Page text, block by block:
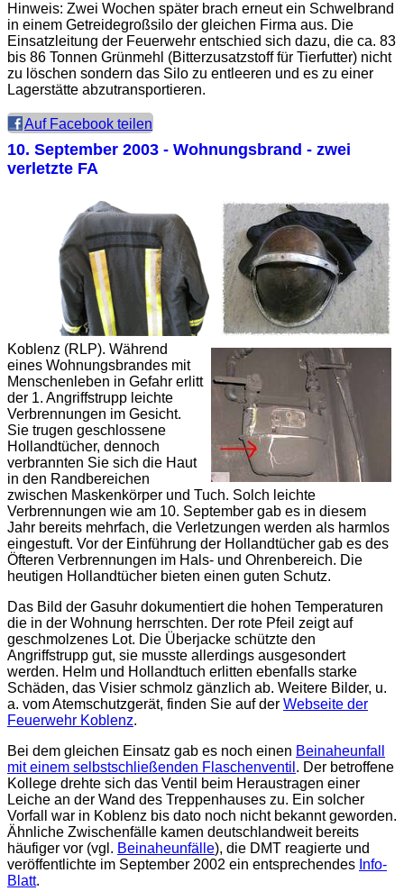
Hinweis: Zwei Wochen später brach erneut ein Schwelbrand
in einem Getreidegroßsilo der gleichen Firma aus. Die
Einsatzleitung der Feuerwehr entschied sich dazu, die ca. 83
bis 86 Tonnen Grünmehl (Bitterzusatzstoff für Tierfutter) nicht
zu löschen sondern das Silo zu entleeren und es zu einer
Lagerstätte abzutransportieren.
Auf Facebook teilen
10. September 2003 - Wohnungsbrand - zwei
verletzte FA
Koblenz (RLP). Während
eines Wohnungsbrandes mit
Menschenleben in Gefahr erlitt
der 1. Angriffstrupp leichte
Verbrennungen im Gesicht.
Sie trugen geschlossene
Hollandtücher, dennoch
verbrannten Sie sich die Haut
in den Randbereichen
zwischen Maskenkörper und Tuch. Solch leichte
Verbrennungen wie am 10. September gab es in diesem
Jahr bereits mehrfach, die Verletzungen werden als harmlos
eingestuft. Vor der Einführung der Hollandtücher gab es des
Öfteren Verbrennungen im Hals- und Ohrenbereich. Die
heutigen Hollandtücher bieten einen guten Schutz.
Das Bild der Gasuhr dokumentiert die hohen Temperaturen
die in der Wohnung herrschten. Der rote Pfeil zeigt auf
geschmolzenes Lot. Die Überjacke schützte den
Angriffstrupp gut, sie musste allerdings ausgesondert
werden. Helm und Hollandtuch erlitten ebenfalls starke
Schäden, das Visier schmolz gänzlich ab. Weitere Bilder, u.
a. vom Atemschutzgerät, finden Sie auf der Webseite der
Feuerwehr Koblenz.
Bei dem gleichen Einsatz gab es noch einen Beinaheunfall
mit einem selbstschließenden Flaschenventil . Der betroffene
Kollege drehte sich das Ventil beim Heraustragen einer
Leiche an der Wand des Treppenhauses zu. Ein solcher
Vorfall war in Koblenz bis dato noch nicht bekannt geworden.
Ähnliche Zwischenfälle kamen deutschlandweit bereits
häufiger vor (vgl. Beinaheunfälle), die DMT reagierte und
veröffentlichte im September 2002 ein entsprechendes Info-
Blatt.